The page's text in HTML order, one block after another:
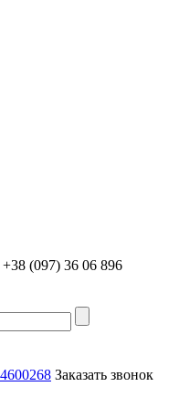
+38 (097) 36 06 896
Заказать звонок